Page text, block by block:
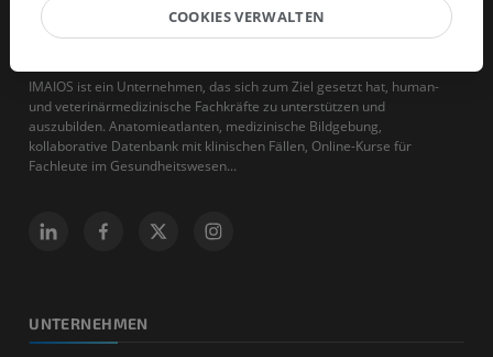
IMAIOS ist ein Unternehmen, das sich zum Ziel gesetzt hat, human-
und veterinärmedizinische Fachkräfte zu unterstützen und
auszubilden. Anatomieatlanten, medizinische Bildgebung,
kollaborative Datenbank mit klinischen Fällen, Online-Kurse für
Fachleute im Gesundheitswesen...
UNTERNEHMEN
COOKIES VERWALTEN